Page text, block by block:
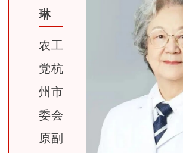
琳
农工
党杭
州市
委会
原副